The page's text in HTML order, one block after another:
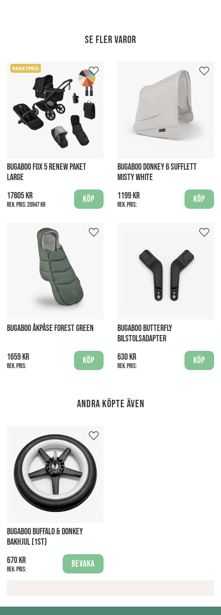
Se fler varor
PAKETPRIS
BUGABOO FOX 5 RENEW PAKET
LARGE
17805 kr
Rek. pris:20947 kr
Köp
BUGABOO DONKEY 6 SUFFLETT
MISTY WHITE
1199 kr
Rek. pris:
Köp
BUGABOO ÅKPÅSE FOREST GREEN
1659 kr
Rek. pris:
Köp
BUGABOO BUTTERFLY
BILSTOLSADAPTER
630 kr
Rek. pris:
Köp
Andra köpte även
BUGABOO BUFFALO & DONKEY
BAKHJUL (1ST)
670 kr
Rek. pris:
Bevaka